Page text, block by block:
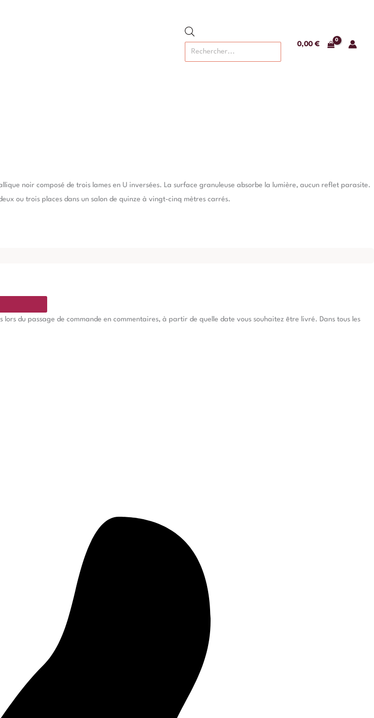
produits
0,00 €
noir composé de trois lames en U inversées. La surface granuleuse absorbe la lumière, aucun reflet parasite.
ou trois places dans un salon de quinze à vingt-cinq mètres carrés.
du passage de commande en commentaires, à partir de quelle date vous souhaitez être livré. Dans tous les